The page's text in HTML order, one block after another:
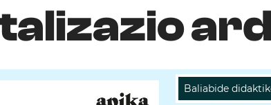
Baliabide